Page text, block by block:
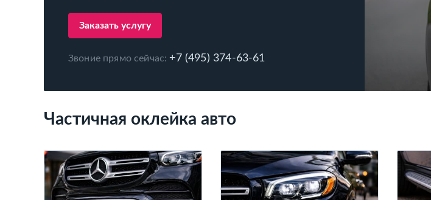
Заказать услугу
Звоние прямо сейчас: +7 (495) 374-63-61
Частичная оклейка авто